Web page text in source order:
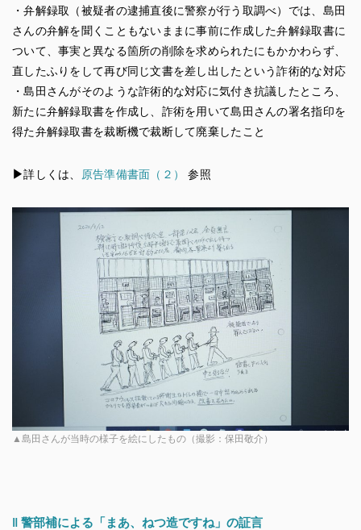
・弁解録取（被疑者の逮捕直後に警察が行う取調べ）では、島田
さんの弁解を聞くこともないままに事前に作成した弁解録取書に
ついて、事実と異なる箇所の削除を求められたにもかかわらず、
直したふりをして再び同じ文書を差し出したという詐術的な対応
・島田さんがそのような詐術的な対応に気付き抗議したところ、
新たに弁解録取書を作成し、詐術を用いて島田さんの署名指印を
得た弁解録取書を裁断機で裁断して廃棄したこと
▶︎詳しくは、 原告準備書面（２） 参照
▲島田さんが当時の様子を絵にしたもの（撮影：保田敬介）
‖ 警部補による 「まあ、ねつ造ですね」の証言